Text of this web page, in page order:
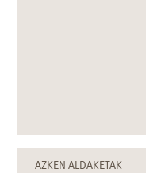
AZKEN ALDAKETAK